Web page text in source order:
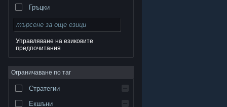
търговски марки принадлежат на съответните им
собственици в САЩ и други страни.
поверителност|Юридическа информация|
Достъпност|Условия за ползване на Steam
Възстановявания|Бисквитки
Гръцки
Управляване на езиковите
предпочитания
Ограничаване по таг
Стратегии
Екшъни